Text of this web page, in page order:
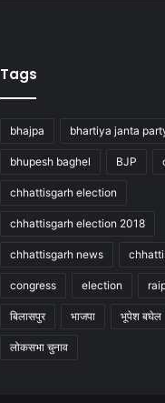
Tags
bhajpa bhartiya janta
bhupesh baghel BJP
chhattisgarh election
chhattisgarh election 2018
chhattisgarh news
congress election
बिलासपुर भाजपा भूपेश बघेल
लोकसभा चुनाव